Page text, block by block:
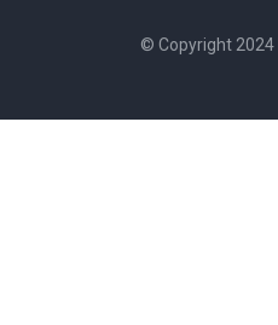
© Copyright